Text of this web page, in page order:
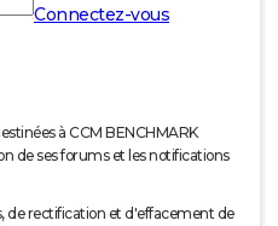
Connectez-vous
à CCM BENCHMARK
de ses forums et les notifications
de rectification et d'effacement de